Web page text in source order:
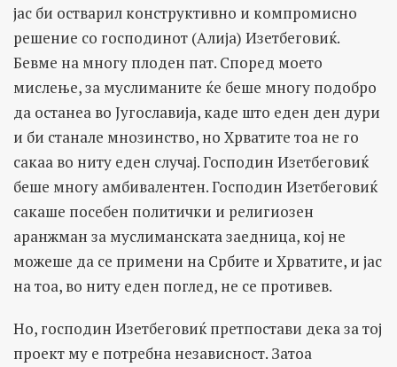
јас би остварил конструктивно и компромисно
решение со господинот (Алија) Изетбеговиќ.
Бевме на многу плоден пат. Според моето
мислење, за муслиманите ќе беше многу подобро
да останеа во Југославија, каде што еден ден дури
и би станале мнозинство, но Хрватите тоа не го
сакаа во ниту еден случај. Господин Изетбеговиќ
беше многу амбивалентен. Господин Изетбеговиќ
сакаше посебен политички и религиозен
аранжман за муслиманската заедница, кој не
можеше да се примени на Србите и Хрватите, и јас
на тоа, во ниту еден поглед, не се противев.
Но, господин Изетбеговиќ претпостави дека за тој
проект му е потребна независност. Затоа